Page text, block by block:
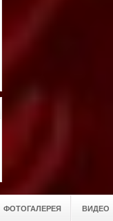
ФОТОГАЛЕРЕЯ ВИДЕО